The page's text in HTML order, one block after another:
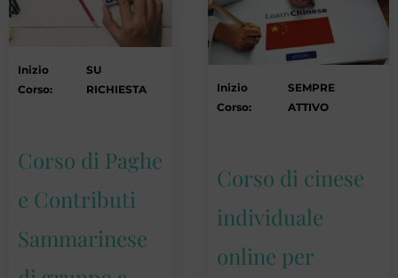
Inizio
Corso:
SU
RICHIESTA
Corso di Paghe
e Contributi
Sammarinese
Inizio
Corso:
SEMPRE
ATTIVO
Corso di cinese
individuale
online per